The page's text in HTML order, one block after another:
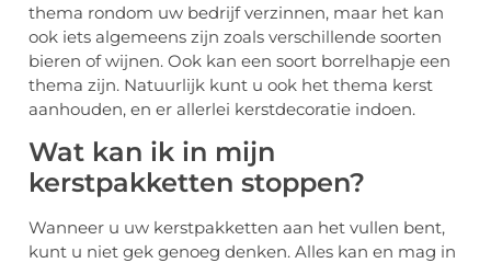
thema rondom uw bedrijf verzinnen, maar het kan
ook iets algemeens zijn zoals verschillende soorten
bieren of wijnen. Ook kan een soort borrelhapje een
thema zijn. Natuurlijk kunt u ook het thema kerst
aanhouden, en er allerlei kerstdecoratie indoen.
Wat kan ik in mijn
kerstpakketten stoppen?
Wanneer u uw kerstpakketten aan het vullen bent,
kunt u niet gek genoeg denken. Alles kan en mag in